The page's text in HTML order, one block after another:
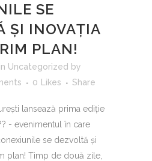
SE
ȘI INOVAȚIA
PLAN!
in Uncategorized by
0 Likes Share
lansează prima ediție
- evenimentul în care
se dezvoltă și
plan! Timp de două zile,